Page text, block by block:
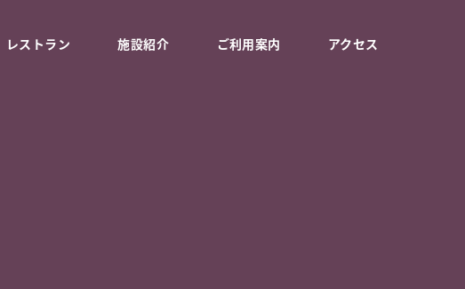
レストラン 施設紹介 ご利用案内 アクセス